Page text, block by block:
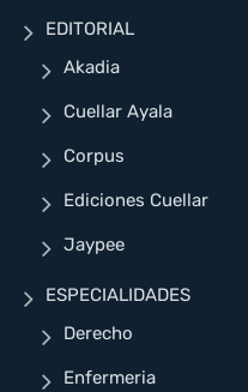
EDITORIAL
Akadia
Cuellar Ayala
Corpus
Ediciones Cuellar
Jaypee
ESPECIALIDADES
Derecho
Enfermeria